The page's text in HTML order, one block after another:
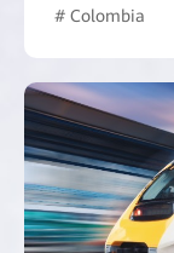
# Colombia